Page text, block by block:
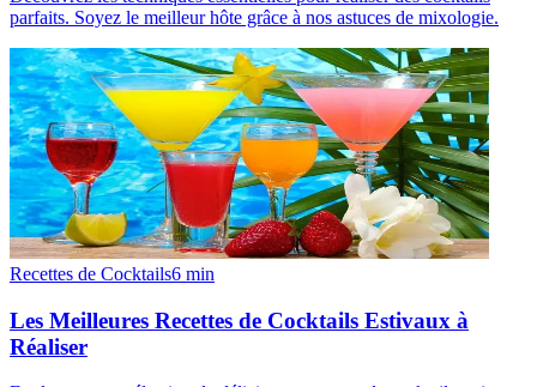
parfaits. Soyez le meilleur hôte grâce à nos astuces de mixologie.
Recettes de Cocktails6 min
Les Meilleures Recettes de Cocktails Estivaux à
Réaliser